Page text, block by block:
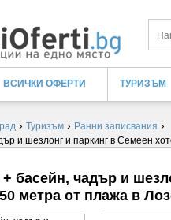
ВСИЧКИ ОФЕРТИ ТУРИЗЪМ
› Туризъм › Ранни записвания ›
и шезлонг и паркинг в Семеен
басейн, чадър и
метра от плажа в